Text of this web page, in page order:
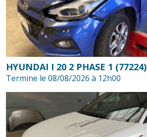
HYUNDAI I 20 2 PHASE 1 (77224)
Termine le 08/08/2026 à 12h00